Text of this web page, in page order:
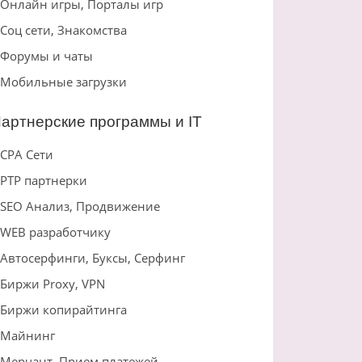
Онлайн игры, Порталы игр
Соц сети, Знакомства
Форумы и чаты
Мобильные загрузки
программы и IT
CPA Сети
PTP партнерки
SEO Анализ, Продвижение
WEB разработчику
Автосерфинги, Буксы, Серфинг
Биржи Proxy, VPN
Биржи копирайтинга
Майнинг